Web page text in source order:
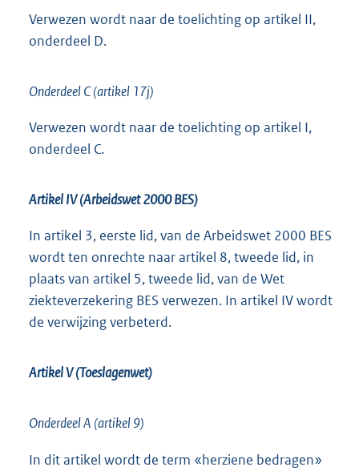
Verwezen wordt naar de toelichting op artikel II,
onderdeel D.
Onderdeel C (artikel 17j)
Verwezen wordt naar de toelichting op artikel I,
onderdeel C.
Artikel IV (Arbeidswet 2000 BES)
In artikel 3, eerste lid, van de Arbeidswet 2000 BES
wordt ten onrechte naar artikel 8, tweede lid, in
plaats van artikel 5, tweede lid, van de Wet
ziekteverzekering BES verwezen. In artikel IV wordt
de verwijzing verbeterd.
Artikel V (Toeslagenwet)
Onderdeel A (artikel 9)
In dit artikel wordt de term «herziene bedragen»